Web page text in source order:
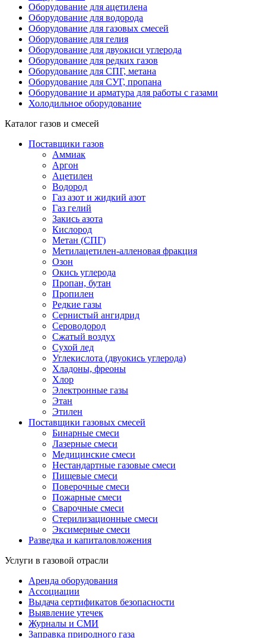
Оборудование для ацетилена
Оборудование для водорода
Оборудование для газовых смесей
Оборудование для гелия
Оборудование для двуокиси углерода
Оборудование для редких газов
Оборудование для СПГ, метана
Оборудование для СУГ, пропана
Оборудование и арматура для работы с газами
Холодильное оборудование
Каталог газов и смесей
Поставщики газов
Аммиак
Аргон
Ацетилен
Водород
Газ азот и жидкий азот
Газ гелий
Закись азота
Кислород
Метан (СПГ)
Метилацетилен-алленовая фракция
Озон
Окись углерода
Пропан, бутан
Пропилен
Редкие газы
Сернистый ангидрид
Сероводород
Сжатый воздух
Сухой лед
Углекислота (двуокись углерода)
Хладоны, фреоны
Хлор
Электронные газы
Этан
Этилен
Поставщики газовых смесей
Бинарные смеси
Лазерные смеси
Медицинские смеси
Нестандартные газовые смеси
Пищевые смеси
Поверочные смеси
Пожарные смеси
Сварочные смеси
Стерилизационные смеси
Эксимерные смеси
Разведка и капиталовложения
Услуги в газовой отрасли
Аренда оборудования
Ассоциации
Выдача сертификатов безопасности
Выявление утечек
Журналы и СМИ
Заправка природного газа